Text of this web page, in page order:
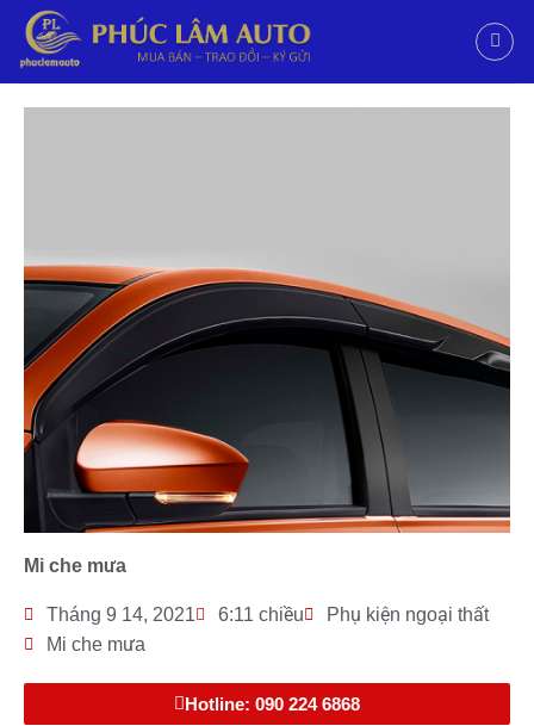
Mi che mưa
Tháng 9 14, 2021 6:11 chiều
Phụ kiện ngoại thất
Mi che mưa
Hotline: 090 224 6868